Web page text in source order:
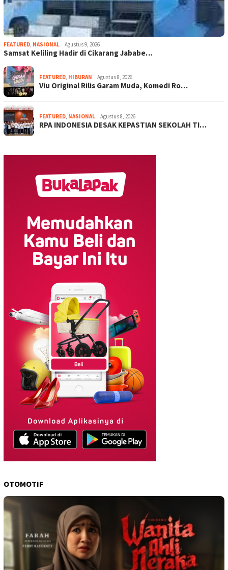
FEATURED, NASIONAL Agustus 9, 2026
Samsat Keliling Hadir di Cikarang Jababe…
FEATURED, HIBURAN Agustus 8, 2026
Viu Original Rilis Garam Muda, Komedi Ro…
FEATURED, NASIONAL Agustus 8, 2026
RPA INDONESIA DESAK KEPASTIAN SEKOLAH TI…
OTOMOTIF